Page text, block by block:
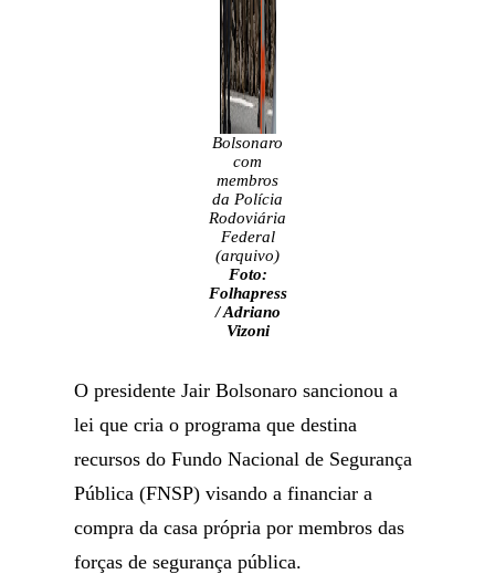
Bolsonaro
com
membros
da Polícia
Rodoviária
Federal
(arquivo)
Foto:
Folhapress
/ Adriano
Vizoni
O presidente Jair Bolsonaro sancionou a
lei que cria o programa que destina
recursos do Fundo Nacional de Segurança
Pública (FNSP) visando a financiar a
compra da casa própria por membros das
forças de segurança pública.